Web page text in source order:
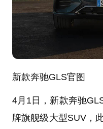
新款奔驰GLS官图
4月1日，新款奔驰
牌旗舰级大型SUV，